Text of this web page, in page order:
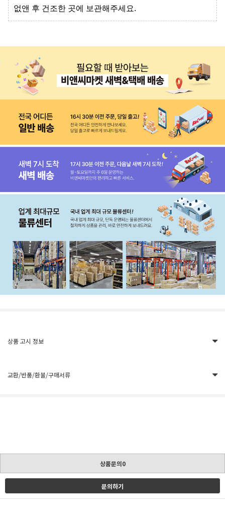
없앤 후 건조한 곳에 보관해주세요.
상품 고시 정보
교환/반품/환불/구매서류
상품문의0
문의하기